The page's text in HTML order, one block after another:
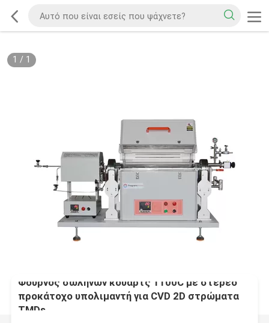
1 / 1
Φούρνος σωλήνων κουάρτς 1100C με στερεό
προκάτοχο υπολιμαντή για CVD 2D στρώματα
TMDs